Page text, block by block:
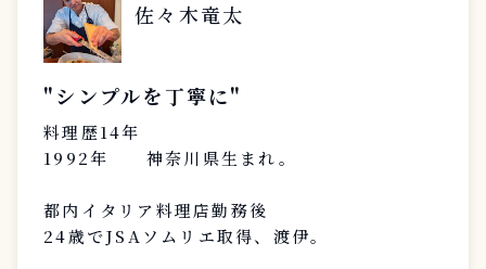
佐々木竜太
"シンプルを丁寧に"
料理歴14年
1992年 神奈川県生まれ。
都内イタリア料理店勤務後
24歳でJSAソムリエ取得、渡伊。